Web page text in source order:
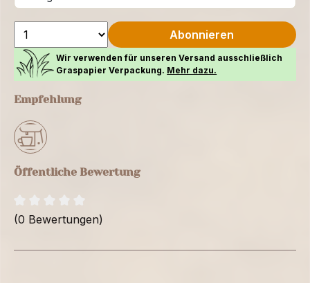
Abonnieren
Wir verwenden für unseren Versand ausschließlich
Graspapier Verpackung. Mehr dazu.
Empfehlung
Öffentliche Bewertung
(0 Bewertungen)